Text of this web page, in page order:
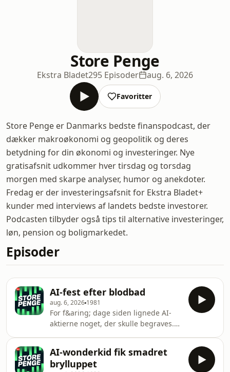
Store Penge
Ekstra Bladet295 Episoder aug. 6, 2026
Favoritter
Store Penge er Danmarks bedste finanspodcast, der
dækker makroøkonomi og geopolitik og deres
betydning for din økonomi og investeringer. Nye
gratisafsnit udkommer hver tirsdag og torsdag
morgen med skarpe analyser, humor og anekdoter.
Fredag er der investeringsafsnit for Ekstra Bladet+
kunder med interviews af landets bedste investorer.
Podcasten tilbyder også tips til alternative investeringer,
løn, pension og boligmarkedet.
Episoder
AI-fest efter blodbad
aug. 6, 2026 1981
For f&aring; dage siden lignede AI-
aktierne noget, der skulle begraves.
ny rekord. Vi sp&oslash;rger, om AI-
festen for alvor er tilbage - eller om
AI-wonderkid fik smadret
brylluppet